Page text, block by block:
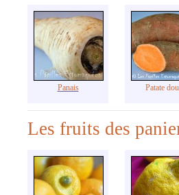
Panais Patate
Les fruits des